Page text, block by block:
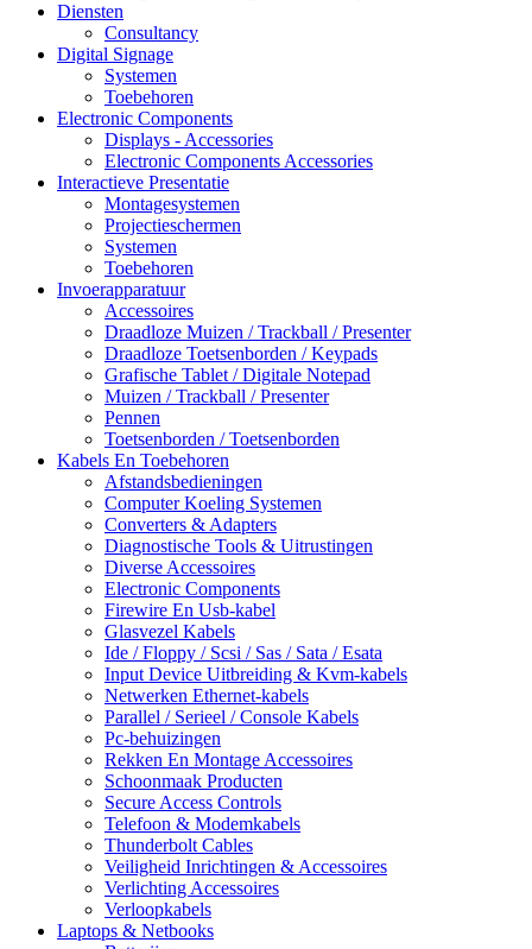
Diensten
Consultancy
Digital Signage
Systemen
Toebehoren
Electronic Components
Displays - Accessories
Electronic Components Accessories
Interactieve Presentatie
Montagesystemen
Projectieschermen
Systemen
Toebehoren
Invoerapparatuur
Accessoires
Draadloze Muizen / Trackball / Presenter
Draadloze Toetsenborden / Keypads
Grafische Tablet / Digitale Notepad
Muizen / Trackball / Presenter
Pennen
Toetsenborden / Toetsenborden
Kabels En Toebehoren
Afstandsbedieningen
Computer Koeling Systemen
Converters & Adapters
Diagnostische Tools & Uitrustingen
Diverse Accessoires
Electronic Components
Firewire En Usb-kabel
Glasvezel Kabels
Ide / Floppy / Scsi / Sas / Sata / Esata
Input Device Uitbreiding & Kvm-kabels
Netwerken Ethernet-kabels
Parallel / Serieel / Console Kabels
Pc-behuizingen
Rekken En Montage Accessoires
Schoonmaak Producten
Secure Access Controls
Telefoon & Modemkabels
Thunderbolt Cables
Veiligheid Inrichtingen & Accessoires
Verlichting Accessoires
Verloopkabels
Laptops & Netbooks